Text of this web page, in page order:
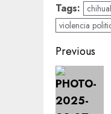
Tags:
violencia
Post
Previous